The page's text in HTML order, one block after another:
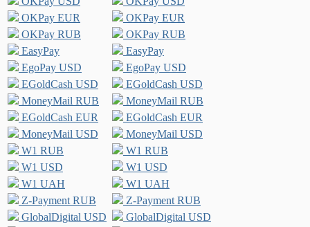
OKPay EUR
OKPay EUR
OKPay RUB
OKPay RUB
EasyPay
EasyPay
EgoPay USD
EgoPay USD
EGoldCash USD
EGoldCash USD
MoneyMail RUB
MoneyMail RUB
EGoldCash EUR
EGoldCash EUR
MoneyMail USD
MoneyMail USD
W1 RUB
W1 RUB
W1 USD
W1 USD
W1 UAH
W1 UAH
Z-Payment RUB
Z-Payment RUB
GlobalDigital USD
GlobalDigital USD